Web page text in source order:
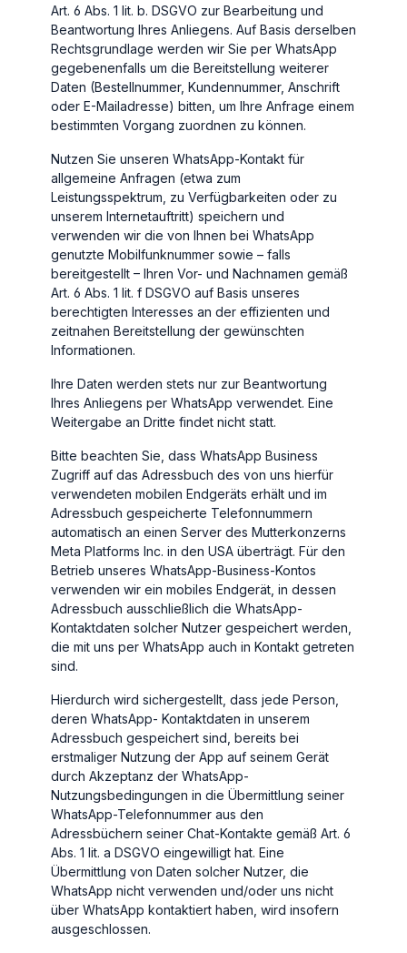
Art. 6 Abs. 1 lit. b. DSGVO zur Bearbeitung und
Beantwortung Ihres Anliegens. Auf Basis derselben
Rechtsgrundlage werden wir Sie per WhatsApp
gegebenenfalls um die Bereitstellung weiterer
Daten (Bestellnummer, Kundennummer, Anschrift
oder E-Mailadresse) bitten, um Ihre Anfrage einem
bestimmten Vorgang zuordnen zu können.
Nutzen Sie unseren WhatsApp-Kontakt für
allgemeine Anfragen (etwa zum
Leistungsspektrum, zu Verfügbarkeiten oder zu
unserem Internetauftritt) speichern und
verwenden wir die von Ihnen bei WhatsApp
genutzte Mobilfunknummer sowie – falls
bereitgestellt – Ihren Vor- und Nachnamen gemäß
Art. 6 Abs. 1 lit. f DSGVO auf Basis unseres
berechtigten Interesses an der effizienten und
zeitnahen Bereitstellung der gewünschten
Informationen.
Ihre Daten werden stets nur zur Beantwortung
Ihres Anliegens per WhatsApp verwendet. Eine
Weitergabe an Dritte findet nicht statt.
Bitte beachten Sie, dass WhatsApp Business
Zugriff auf das Adressbuch des von uns hierfür
verwendeten mobilen Endgeräts erhält und im
Adressbuch gespeicherte Telefonnummern
automatisch an einen Server des Mutterkonzerns
Meta Platforms Inc. in den USA überträgt. Für den
Betrieb unseres WhatsApp-Business-Kontos
verwenden wir ein mobiles Endgerät, in dessen
Adressbuch ausschließlich die WhatsApp-
Kontaktdaten solcher Nutzer gespeichert werden,
die mit uns per WhatsApp auch in Kontakt getreten
sind.
Hierdurch wird sichergestellt, dass jede Person,
deren WhatsApp- Kontaktdaten in unserem
Adressbuch gespeichert sind, bereits bei
erstmaliger Nutzung der App auf seinem Gerät
durch Akzeptanz der WhatsApp-
Nutzungsbedingungen in die Übermittlung seiner
WhatsApp-Telefonnummer aus den
Adressbüchern seiner Chat-Kontakte gemäß Art. 6
Abs. 1 lit. a DSGVO eingewilligt hat. Eine
Übermittlung von Daten solcher Nutzer, die
WhatsApp nicht verwenden und/oder uns nicht
über WhatsApp kontaktiert haben, wird insofern
ausgeschlossen.